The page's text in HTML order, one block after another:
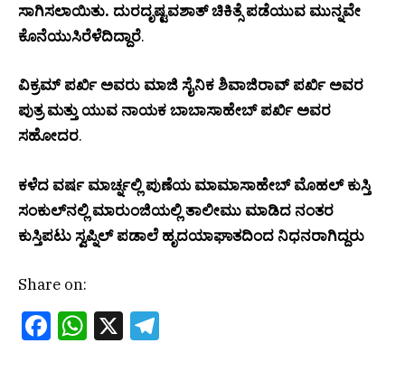
ಸಾಗಿಸಲಾಯಿತು. ದುರದೃಷ್ಟವಶಾತ್ ಚಿಕಿತ್ಸೆ ಪಡೆಯುವ ಮುನ್ನವೇ
ಕೊನೆಯುಸಿರೆಳೆದಿದ್ದಾರೆ.
ವಿಕ್ರಮ್ ಪರ್ಖಿ ಅವರು ಮಾಜಿ ಸೈನಿಕ ಶಿವಾಜಿರಾವ್ ಪರ್ಖಿ ಅವರ
ಪುತ್ರ ಮತ್ತು ಯುವ ನಾಯಕ ಬಾಬಾಸಾಹೇಬ್ ಪರ್ಖಿ ಅವರ
ಸಹೋದರ.
ಕಳೆದ ವರ್ಷ ಮಾರ್ಚ್ನಲ್ಲಿ ಪುಣೆಯ ಮಾಮಾಸಾಹೇಬ್ ಮೊಹಲ್ ಕುಸ್ತಿ
ಸಂಕುಲ್‌ನಲ್ಲಿ ಮಾರುಂಜಿಯಲ್ಲಿ ತಾಲೀಮು ಮಾಡಿದ ನಂತರ
ಕುಸ್ತಿಪಟು ಸ್ವಪ್ನಿಲ್ ಪಡಾಲೆ ಹೃದಯಾಘಾತದಿಂದ ನಿಧನರಾಗಿದ್ದರು
Share on:
Facebook
WhatsApp
X